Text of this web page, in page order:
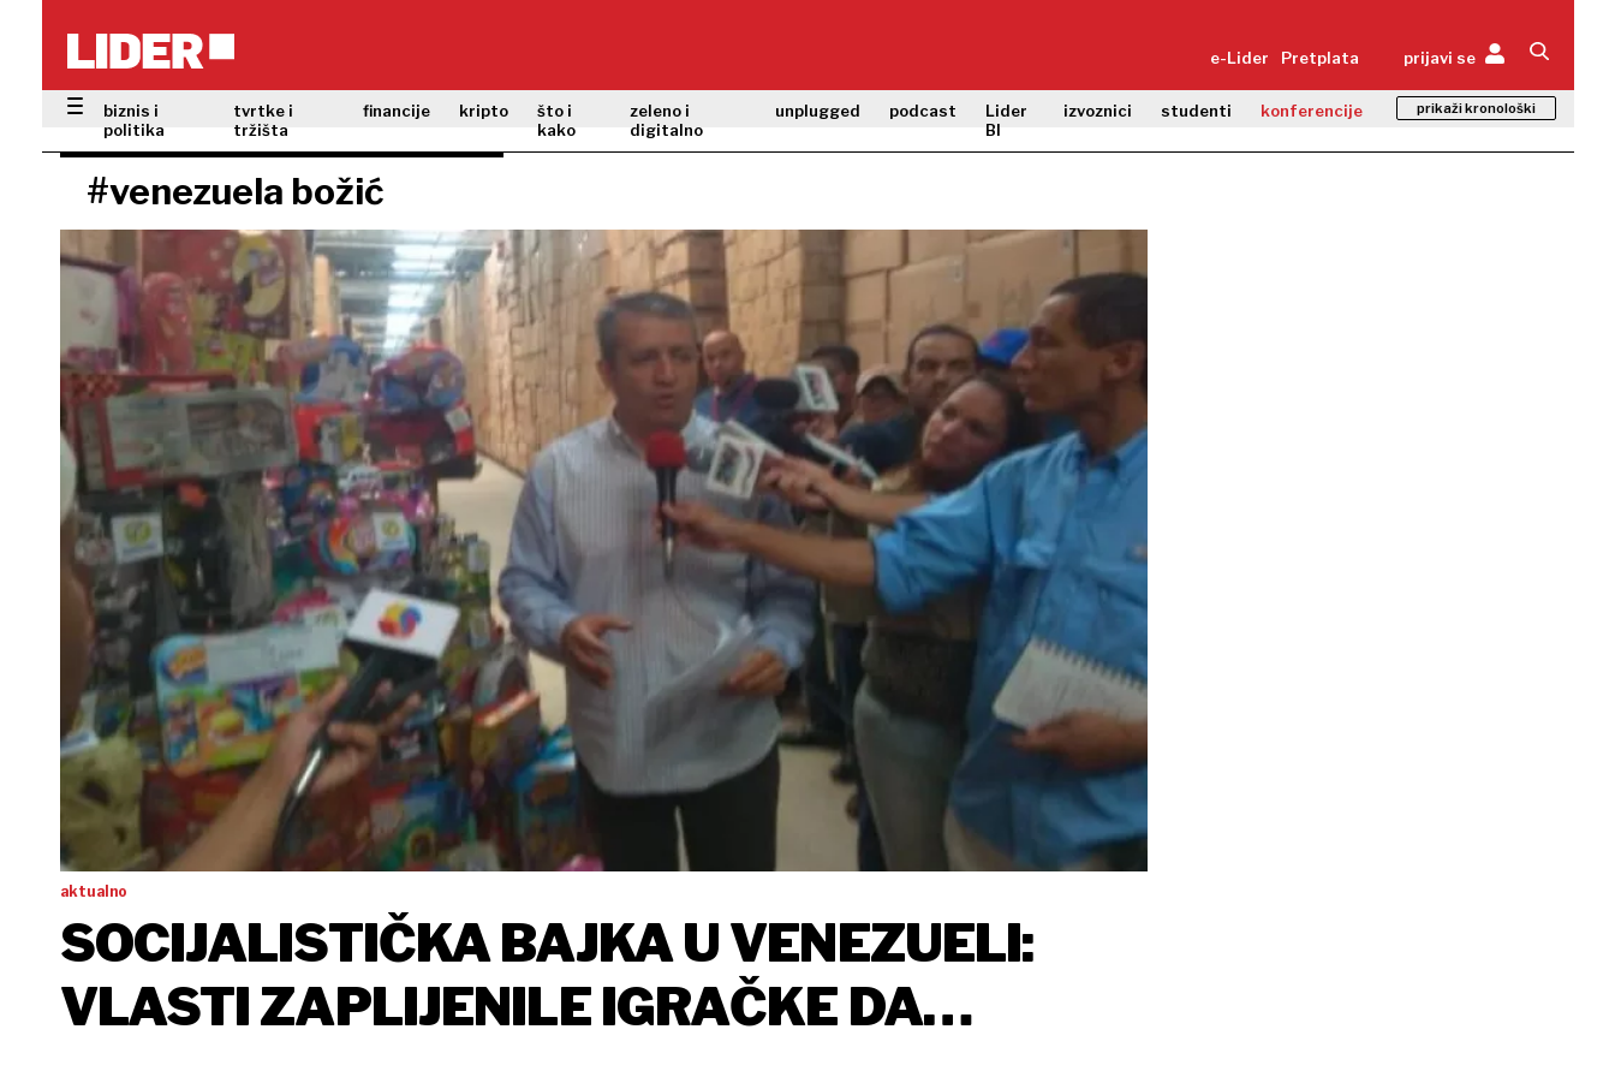
e-Lider Pretplata prijavi se
biznis i
politika
tvrtke i
tržišta
financije kripto
što i
kako
zeleno i
digitalno
unplugged podcast
Lider
BI
izvoznici studenti konferencije prikaži kronološki
#venezuela božić
aktualno
SOCIJALISTIČKA BAJKA U VENEZUELI:
VLASTI ZAPLIJENILE IGRAČKE DA